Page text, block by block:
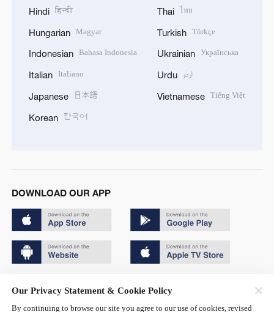
Hindi हिन्दी
Hungarian Magyar
Indonesian Bahasa Indonesia
Italian Italiano
Japanese 日本語
Korean 한국어
Thai ไทย
Turkish Türkçe
Ukrainian Українська
Urdu اردو
Vietnamese Tiếng Việt
DOWNLOAD OUR APP
京ICP备20000184号
Our Privacy Statement & Cookie Policy
By continuing to browse our site you agree to our use of cookies, revised